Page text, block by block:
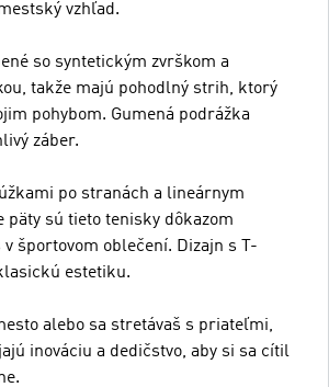
vzhľad.
so syntetickým zvrškom a
takže majú pohodlný strih, ktorý
pohybom. Gumená podrážka
záber.
po stranách a lineárnym
päty sú tieto tenisky dôkazom
v športovom oblečení. Dizajn s T-
estetiku.
alebo sa stretávaš s priateľmi,
inováciu a dedičstvo, aby si sa cítil